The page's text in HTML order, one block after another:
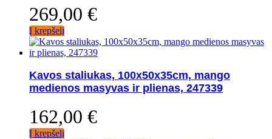
269,00 €
Į krepšelį
Kavos staliukas, 100x50x35cm, mango
medienos masyvas ir plienas, 247339
162,00 €
Į krepšelį